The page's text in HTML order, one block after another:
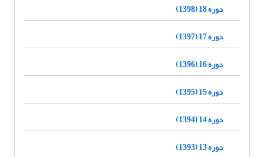
دوره 18 (1398)
دوره 17 (1397)
دوره 16 (1396)
دوره 15 (1395)
دوره 14 (1394)
دوره 13 (1393)